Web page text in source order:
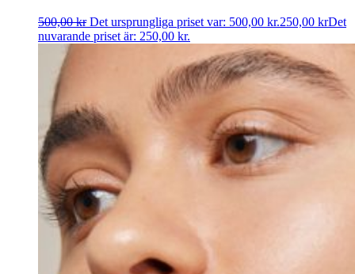
500,00kr Det ursprungliga priset var: 500,00 kr.250,00 krDet
nuvarande priset är: 250,00 kr.